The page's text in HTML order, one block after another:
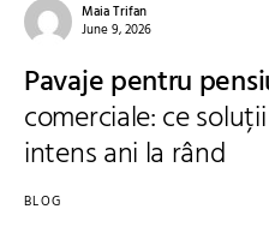
Maia Trifan
June 9, 2026
Pavaje pentru
comerciale: ce
intens ani la rând
BLOG